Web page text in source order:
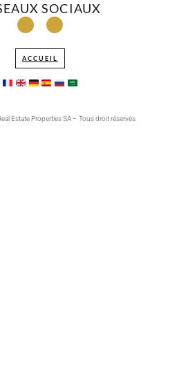
SOCIAUX
ACCUEIL
Estate Properties SA – Tous droit réservés